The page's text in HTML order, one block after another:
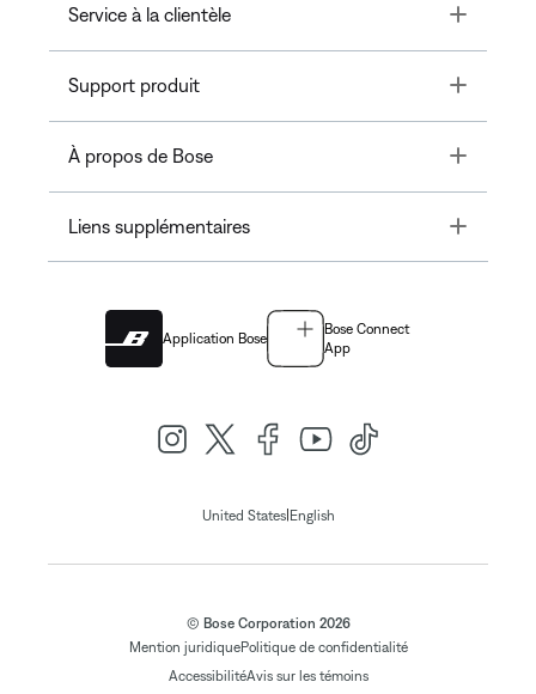
Service à la clientèle Toggle
Support produit Toggle
À propos de Bose Toggle
Liens supplémentaires Toggle
Application Bose
Bose Connect
App
United States|English
© Bose Corporation 2026
Mention juridiquePolitique de confidentialité
AccessibilitéAvis sur les témoins